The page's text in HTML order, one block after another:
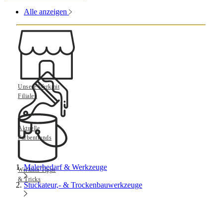
Alle anzeigen
Unsere Werkmit
Filialen
Aktuelle
Farbentrends
Werkmit Tipps
& Tricks
Malerbedarf & Werkzeuge
Stuckateur,- & Trockenbauwerkzeuge